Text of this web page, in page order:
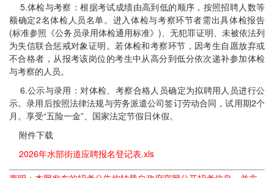
5.体检与考察：根据考试成绩由高到低的顺序，按照招聘人数等
额确定2名体检人员名单。进入体检与考察环节者需出具体检报告
(标准参照《公务员录用体检通用标准》)、无犯罪证明、未被依法列
为失信联合惩戒对象证明。若体检和考察环节，因考生自愿放弃或
不合格者，从报考该岗位的考生中从高分到低分依次递补参加体检
与考察的人员。
6.公示与录用：对体检、考察合格人员确定为拟聘用人员进行公
示。录用后按照法律法规与劳务派遣公司签订劳动合同，试用期2个
月。享受“五险一金”、国家法定节假日休假。
附件下载
2026年水部街道应聘报名登记表.xls